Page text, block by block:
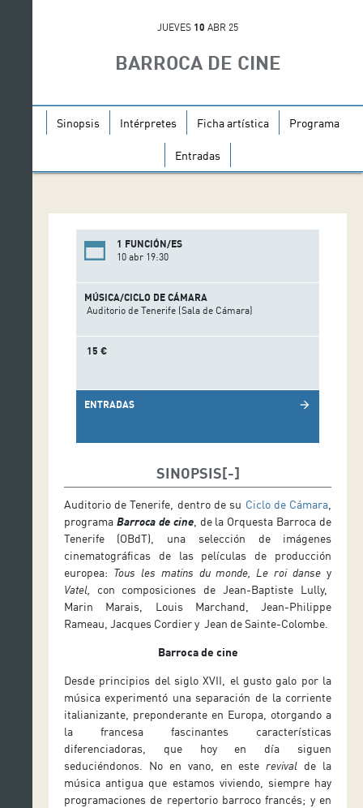
JUEVES 10 ABR 25
BARROCA DE CINE
Sinopsis Intérpretes Ficha artística Programa
Entradas
1 FUNCIÓN/ES
10 abr 19:30
MÚSICA/CICLO DE CÁMARA
Auditorio de Tenerife (Sala de Cámara)
15 €
ENTRADAS arrow_forward
SINOPSIS
Auditorio de Tenerife, dentro de su Ciclo de Cámara
programa Barroca de cine, de la Orquesta Barroca de
Tenerife (OBdT), una selección de imágenes
cinematográficas de las películas de producción
europea: Tous les matins du monde, Le roi dansey
Vatel, con composiciones de Jean-Baptiste Lully,
Marin Marais, Louis Marchand, Jean-Philippe
Rameau, Jacques Cordier y Jean de Sainte-Colombe.
Barroca de cine
Desde principios del siglo XVII, el gusto galo por la
música experimentó una separación de la corriente
italianizante, preponderante en Europa, otorgando a
la francesa fascinantes características
diferenciadoras, que hoy en día siguen
seduciéndonos. No en vano, en esterevival de la
música antigua que estamos viviendo, siempre hay
programaciones de repertorio barroco francés; y en